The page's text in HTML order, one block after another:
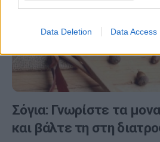
Data Deletion Data Access
Σόγια: Γνωρίστε τα
και βάλτε τη στη